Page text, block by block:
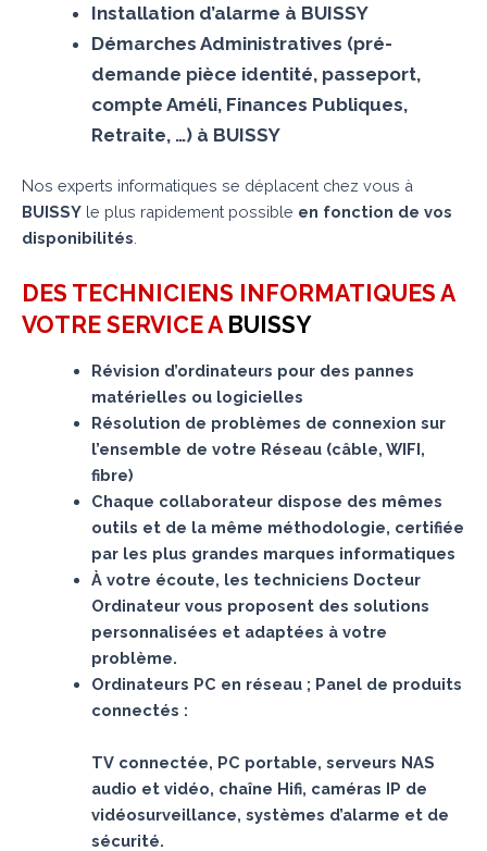
Installation d’alarme à BUISSY
Démarches Administratives (pré-
demande pièce identité, passeport,
compte Améli, Finances Publiques,
Retraite, …) à BUISSY
Nos experts informatiques se déplacent chez vous à
BUISSY le plus rapidement possible en fonction de vos
disponibilités.
DES TECHNICIENS INFORMATIQUES A
VOTRE SERVICE A BUISSY
Révision d’ordinateurs pour des pannes
matérielles ou logicielles
Résolution de problèmes de connexion sur
l’ensemble de votre Réseau (câble, WIFI,
fibre)
Chaque collaborateur dispose des mêmes
outils et de la même méthodologie, certifiée
par les plus grandes marques informatiques
À votre écoute, les techniciens Docteur
Ordinateur vous proposent des solutions
personnalisées et adaptées à votre
problème.
Ordinateurs PC en réseau ; Panel de produits
connectés :
TV connectée, PC portable, serveurs NAS
audio et vidéo, chaîne Hifi, caméras IP de
vidéosurveillance, systèmes d’alarme et de
sécurité.